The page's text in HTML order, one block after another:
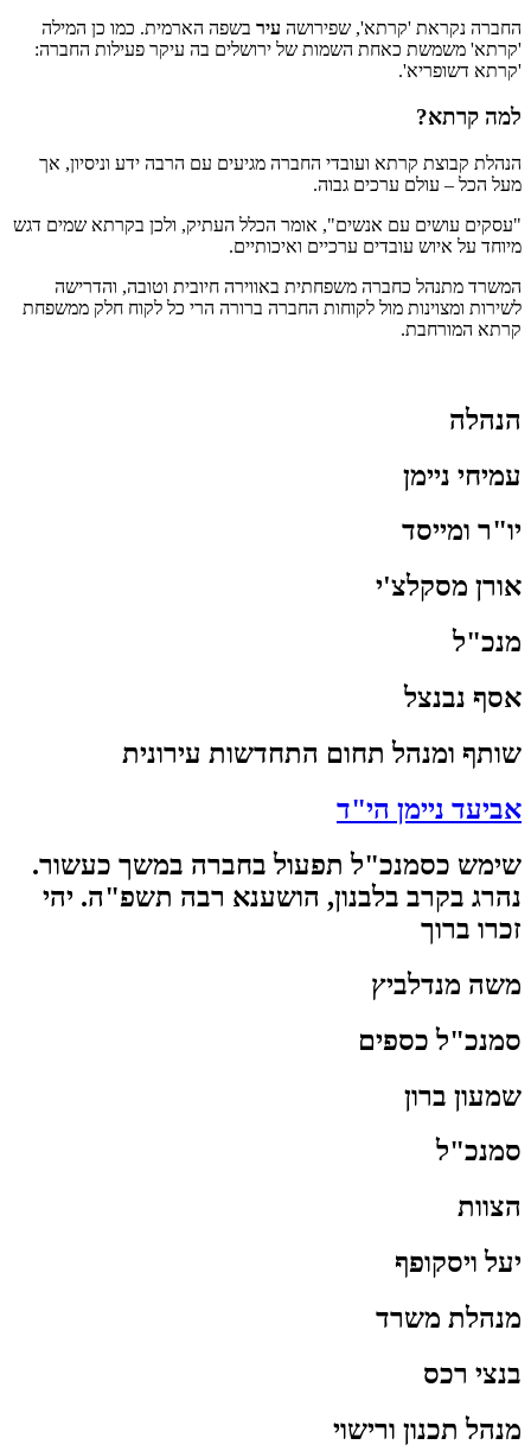
החברה נקראת 'קרתא', שפירושה עיר בשפה הארמית. כמו כן המילה
'קרתא' משמשת כאחת השמות של ירושלים בה עיקר פעילות החברה:
'קרתא דשופריא'.
למה קרתא?
הנהלת קבוצת קרתא ועובדי החברה מגיעים עם הרבה ידע וניסיון, אך
מעל הכל – עולם ערכים גבוה.
"עסקים עושים עם אנשים", אומר הכלל העתיק, ולכן בקרתא שמים דגש
מיוחד על איוש עובדים ערכיים ואיכותיים.
המשרד מתנהל כחברה משפחתית באווירה חיובית וטובה, והדרישה
לשירות ומצוינות מול לקוחות החברה ברורה הרי כל לקוח חלק ממשפחת
קרתא המורחבת.
הנהלה
עמיחי ניימן
יו"ר ומייסד
אורן מסקלצ'י
מנכ"ל
אסף נבנצל
שותף ומנהל תחום התחדשות עירונית
אביעד ניימן הי"ד
שימש כסמנכ"ל תפעול בחברה במשך כעשור.
נהרג בקרב בלבנון, הושענא רבה תשפ"ה. יהי
זכרו ברוך
משה מנדלביץ
סמנכ"ל כספים
שמעון ברון
סמנכ"ל
הצוות
יעל ויסקופף
מנהלת משרד
בנצי רכס
מנהל תכנון ורישוי